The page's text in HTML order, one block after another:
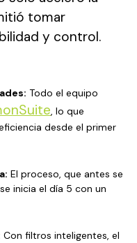
tomar
y control.
Todo el equipo
, lo que
desde el primer
El proceso, que antes se
inicia el día 5 con un
Con filtros inteligentes, el